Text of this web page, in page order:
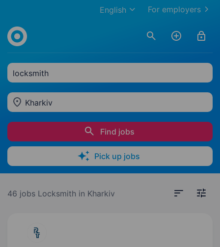
For employers
English
locksmith
Kharkiv
Find jobs
Pick up jobs
46 jobs Locksmith in Kharkiv